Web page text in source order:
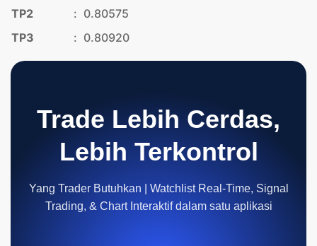
TP2
: 0.80575
TP3
: 0.80920
Trade Lebih Cerdas,
Lebih Terkontrol
Yang Trader Butuhkan | Watchlist Real-Time, Signal
Trading, & Chart Interaktif dalam satu aplikasi